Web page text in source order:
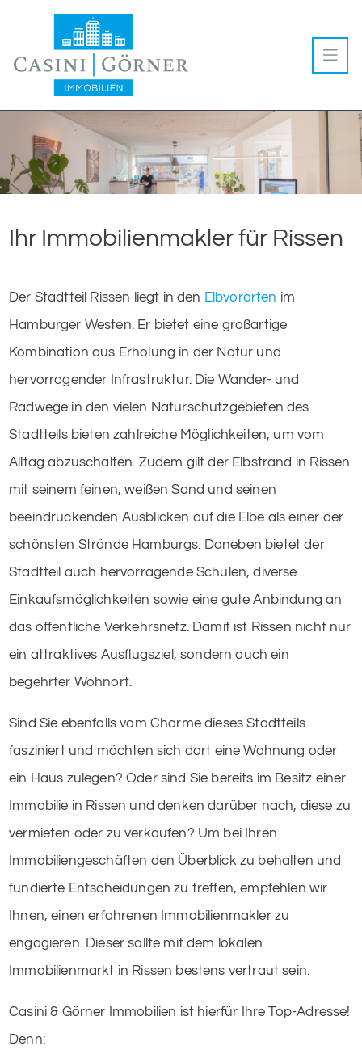
Ihr Immobilienmakler für Rissen
Der Stadtteil Rissen liegt in den Elbvororten im
Hamburger Westen. Er bietet eine großartige
Kombination aus Erholung in der Natur und
hervorragender Infrastruktur. Die Wander- und
Radwege in den vielen Naturschutzgebieten des
Stadtteils bieten zahlreiche Möglichkeiten, um vom
Alltag abzuschalten. Zudem gilt der Elbstrand in Rissen
mit seinem feinen, weißen Sand und seinen
beeindruckenden Ausblicken auf die Elbe als einer der
schönsten Strände Hamburgs. Daneben bietet der
Stadtteil auch hervorragende Schulen, diverse
Einkaufsmöglichkeiten sowie eine gute Anbindung an
das öffentliche Verkehrsnetz. Damit ist Rissen nicht nur
ein attraktives Ausflugsziel, sondern auch ein
begehrter Wohnort.
Sind Sie ebenfalls vom Charme dieses Stadtteils
fasziniert und möchten sich dort eine Wohnung oder
ein Haus zulegen? Oder sind Sie bereits im Besitz einer
Immobilie in Rissen und denken darüber nach, diese zu
vermieten oder zu verkaufen? Um bei Ihren
Immobiliengeschäften den Überblick zu behalten und
fundierte Entscheidungen zu treffen, empfehlen wir
Ihnen, einen erfahrenen Immobilienmakler zu
engagieren. Dieser sollte mit dem lokalen
Immobilienmarkt in Rissen bestens vertraut sein.
Casini & Görner Immobilien ist hierfür Ihre Top-Adresse!
Denn: